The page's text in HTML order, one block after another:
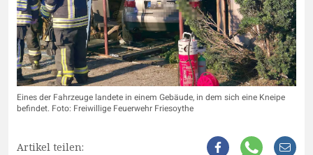
Eines der Fahrzeuge landete in einem Gebäude, in dem sich eine Kneipe
befindet. Foto: Freiwillige Feuerwehr Friesoythe
Artikel teilen: